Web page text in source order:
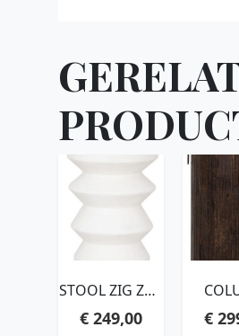
STOOL ZIG ZAG
CM, FIBER
€ 249,00 €